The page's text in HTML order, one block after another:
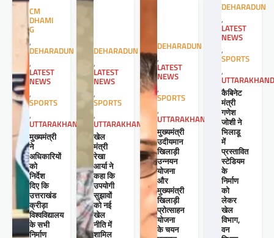
CM
DHAMI
G
,
DEHARADUN
,
LATEST
NEWS
,
SPORTS
,
UTTARAKHAND
मुख्यमंत्री
ने
अधिकारियों
को
निर्देश
दिए कि
उत्तराखंड
क्रीड़ा
विश्वविद्यालय
के सभी
निर्माण
DEHARADUN
,
LATEST
NEWS
,
SPORTS
,
UTTARAKHAND
खेल
मंत्री
रेखा
आर्या ने
कहा कि
उपयोगी
सुझावों
को नई
खेल
नीति में
शामिल
DEHARADUN
,
LATEST
NEWS
,
SPORTS
,
UTTARAKHAND
मुख्यमंत्री
उदीयमान
खिलाड़ी
उन्नयन
योजना
और
मुख्यमंत्री
खिलाड़ी
प्रोत्साहन
योजना
के चयन
DEHARADUN
,
LATEST
NEWS
,
SPORTS
,
UTTARAKHAND
कैबिनेट
मंत्री
गणेश
जोशी ने
भिलाडू
में
प्रस्तावित
स्टेडियम
के
निर्माण
को
लेकर
खेल
विभाग,
वन